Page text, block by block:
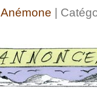
Anémone |